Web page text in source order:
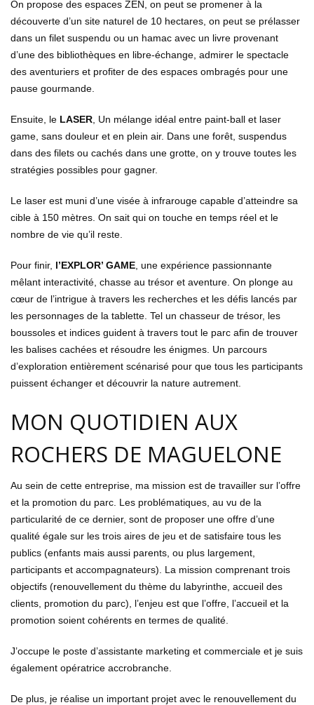
On propose des espaces ZEN on peut se promener à la
découverte d’un site naturel de 10 hectares, on peut se prélasser
dans un filet suspendu ou un hamac avec un livre provenant
d’une des bibliothèques en libre-échange, admirer le spectacle
des aventuriers et profiter de des espaces ombragés pour une
pause gourmande.
Ensuite, le LASER Un mélange idéal entre paint-ball et laser
game , sans douleur et en plein air. Dans une forêt , suspendus
dans des filets ou cachés dans une grotte, on y trouve toutes les
stratégies possibles pour gagner.
Le laser est muni d’une visée à infrarouge capable d’atteindre sa
cible à 150 mètres . On sait qui on touche en temps réel et le
nombre de vie qu’il reste.
Pour finir, l’EXPLOR’ GAME , une expérience passionnante
mêlant interactivité, chasse au trésor et aventure On plonge au
cœur de l’intrigue à travers les recherches et les défis lancés par
les personnages de la tablette. Tel un chasseur de trésor, les
boussoles et indices guident à travers tout le parc afin de trouver
les balises cachées et résoudre les énigmes. Un parcours
d’exploration entièrement scénarisé pour que tous les participants
puissent échanger et découvrir la nature autrement.
MON QUOTIDIEN AUX
ROCHERS DE MAGUELONE
Au sein de cette entreprise, ma mission est de travailler sur l’offre
et la promotion du parc. Les problématiques, au vu de la
particularité de ce dernier, sont de proposer une offre d’une
qualité égale sur les trois aires de jeu et de satisfaire tous les
publics (enfants mais aussi parents, ou plus largement,
participants et accompagnateurs). La mission comprenant trois
objectifs (renouvellement du thème du labyrinthe, accueil des
clients, promotion du parc), l’enjeu est que l’offre, l’accueil et la
promotion soient cohérents en termes de qualité.
J’occupe le poste d’assistante marketing et commerciale et je suis
également opératrice accrobranche
De plus, je réalise un important projet avec le renouvellement du